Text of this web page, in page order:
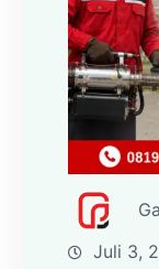
Juli 3,